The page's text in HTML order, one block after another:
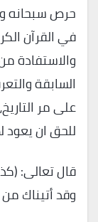
حرص سبحانه
في القرآن
والاستفادة
السابقة
على مر
للحق ان يعود
قال تعالى:
وقد أتيناك من لدنا